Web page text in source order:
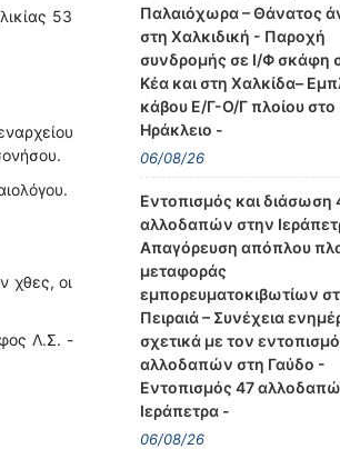
53
χθες, οι
Λ.Σ. -
Παλαιόχωρα – Θάνατος
στη Χαλκιδική - Παροχή
συνδρομής σε Ι/Φ σκάφη
Κέα και στη Χαλκίδα–
κάβου Ε/Γ-Ο/Γ πλοίου στο
Ηράκλειο -
06/08/26
Εντοπισμός και διάσωση
αλλοδαπών στην
Απαγόρευση απόπλου
μεταφοράς
εμπορευματοκιβωτίων
Πειραιά – Συνέχεια
σχετικά με τον
αλλοδαπών στη Γαύδο -
Εντοπισμός 47
Ιεράπετρα -
06/08/26